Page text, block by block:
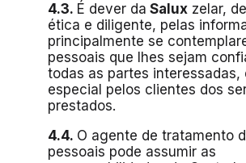
4.3. É dever da Salux zelar,
ética e diligente, pelas
principalmente se
pessoais que lhes sejam
todas as partes interessadas,
especial pelos clientes dos
prestados.
4.4. O agente de tratamento
pessoais pode assumir as